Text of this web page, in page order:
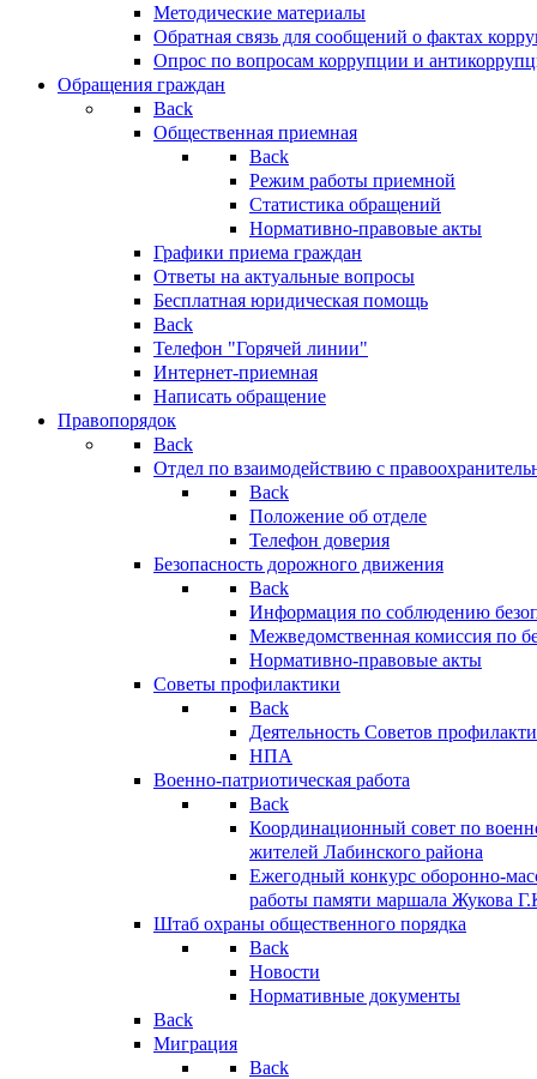
Методические материалы
Обратная связь для сообщений о фактах
Опрос по вопросам коррупции и
Обращения граждан
Back
Общественная приемная
Back
Режим работы приемной
Статистика обращений
Нормативно-правовые акты
Графики приема граждан
Ответы на актуальные вопросы
Бесплатная юридическая помощь
Back
Телефон "Горячей линии"
Интернет-приемная
Написать обращение
Правопорядок
Back
Отдел по взаимодействию с
Back
Положение об отделе
Телефон доверия
Безопасность дорожного движения
Back
Информация по соблюдению
Межведомственная комиссия по
Нормативно-правовые акты
Советы профилактики
Back
Деятельность Советов
НПА
Военно-патриотическая работа
Back
Координационный совет по
жителей Лабинского района
Ежегодный конкурс оборонно-
работы памяти маршала Жукова
Штаб охраны общественного порядка
Back
Новости
Нормативные документы
Back
Миграция
Back